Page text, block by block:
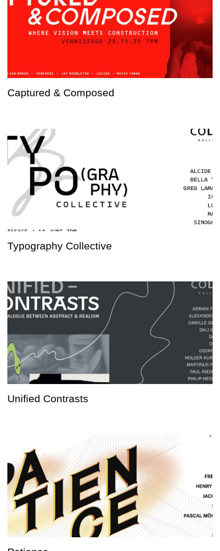
Captured & Composed
Typography Collective
Unified Contrasts